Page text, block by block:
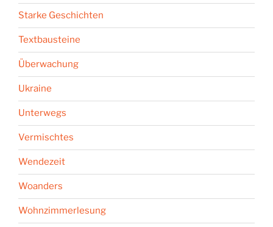
Starke Geschichten
Textbausteine
Überwachung
Ukraine
Unterwegs
Vermischtes
Wendezeit
Woanders
Wohnzimmerlesung